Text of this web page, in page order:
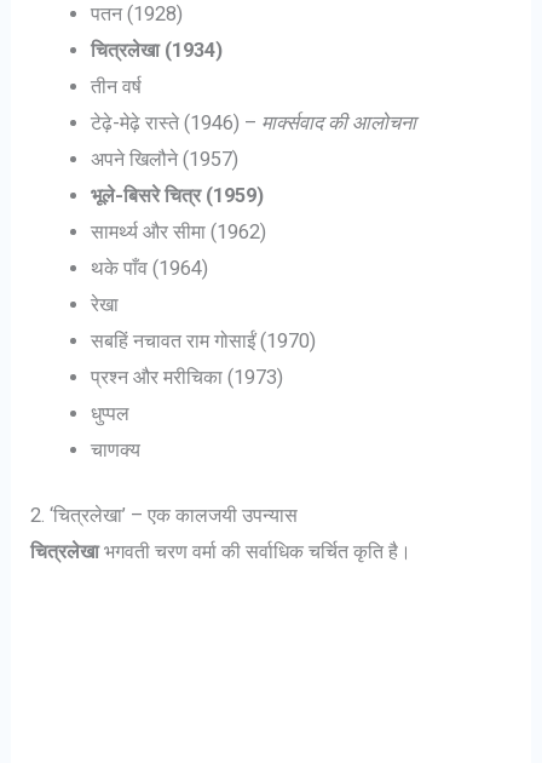
पतन (1928)
चित्रलेखा (1934)
तीन वर्ष
टेढ़े-मेढ़े रास्ते (1946) – मार्क्सवाद की आलोचना
अपने खिलौने (1957)
भूले-बिसरे चित्र (1959)
सामर्थ्य और सीमा (1962)
थके पाँव (1964)
रेखा
सबहिं नचावत राम गोसाईं (1970)
प्रश्न और मरीचिका (1973)
धुप्पल
चाणक्य
2. ‘चित्रलेखा’ – एक कालजयी उपन्यास
चित्रलेखाभगवती चरण वर्मा की सर्वाधिक चर्चित कृति है।